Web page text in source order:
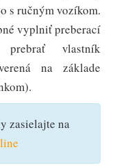
s ručným vozíkom.
vyplniť preberací
vlastník
na základe
zasielajte na